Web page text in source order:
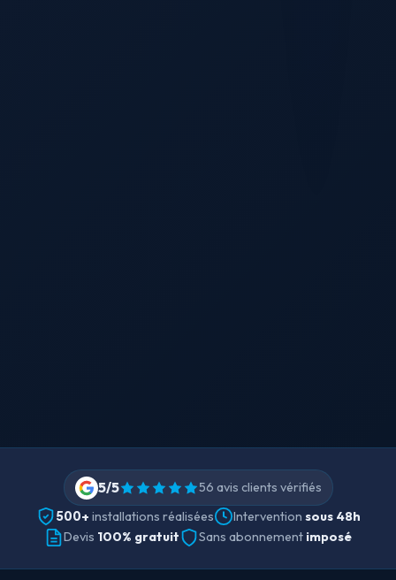
5/5
56 avis clients vérifiés
500+ installations réalisées Intervention sous 48h
Devis 100% gratuit Sans abonnement imposé